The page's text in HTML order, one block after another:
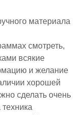
материала
смотреть,
всякие
и желание
хорошей
сделать очень